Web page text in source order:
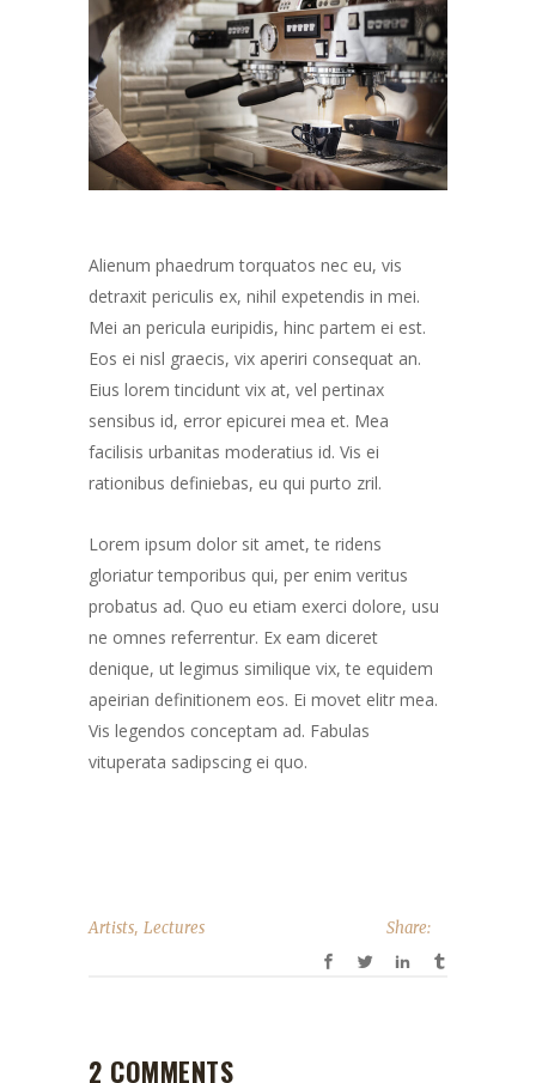
Alienum phaedrum torquatos nec eu, vis
detraxit periculis ex, nihil expetendis in mei.
Mei an pericula euripidis, hinc partem ei est.
Eos ei nisl graecis, vix aperiri consequat an.
Eius lorem tincidunt vix at, vel pertinax
sensibus id, error epicurei mea et. Mea
facilisis urbanitas moderatius id. Vis ei
rationibus definiebas, eu qui purto zril.
Lorem ipsum dolor sit amet, te ridens
gloriatur temporibus qui, per enim veritus
probatus ad. Quo eu etiam exerci dolore, usu
ne omnes referrentur. Ex eam diceret
denique, ut legimus similique vix, te equidem
apeirian definitionem eos. Ei movet elitr mea.
Vis legendos conceptam ad. Fabulas
vituperata sadipscing ei quo.
Artists, Lectures Share:
2 COMMENTS